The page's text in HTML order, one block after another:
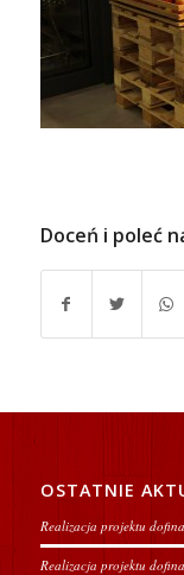
Doceń i poleć
OSTATNIE
Realizacja projektu
Realizacja projektu